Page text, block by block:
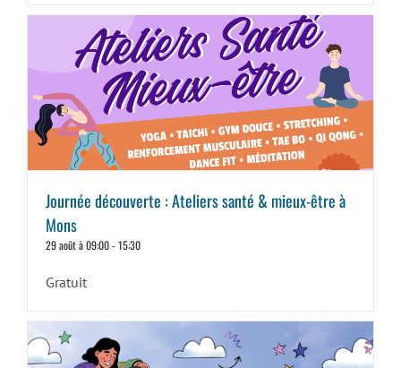
Journée découverte : Ateliers santé & mieux-être à
Mons
29 août à 09:00-15:30
Gratuit